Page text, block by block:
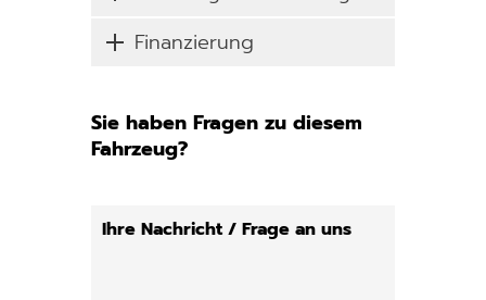
Finanzierung
Sie haben Fragen zu diesem
Fahrzeug?